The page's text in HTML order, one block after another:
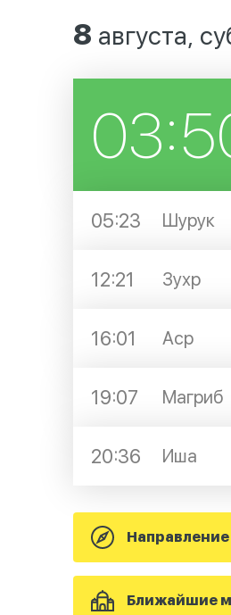
8 августа,
05:23 Шурук
12:21 Зухр
16:01 Аср
19:07 Магриб
20:36 Иша
Ближайшие